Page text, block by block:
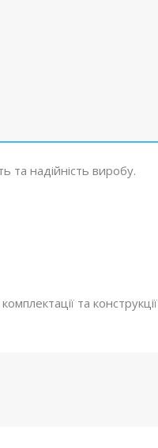
та надійність виробу.
та конструкції